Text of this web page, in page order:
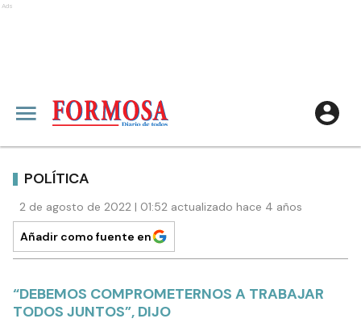
Ads
POLÍTICA
2 de agosto de 2022 | 01:52 actualizado hace 4 años
Añadir como fuente en
“DEBEMOS COMPROMETERNOS A TRABAJAR
TODOS JUNTOS”, DIJO